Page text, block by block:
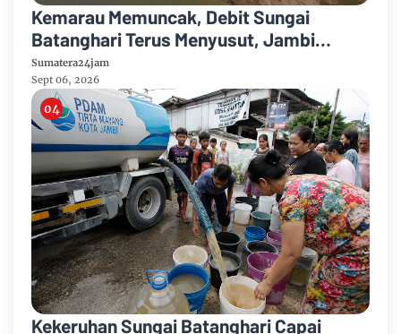
Kemarau Memuncak, Debit Sungai
Batanghari Terus Menyusut, Jambi
Hadapi Ancaman Krisis Air Bersih dan
Karhutla
Sumatera24jam
Sept 06, 2026
Kekeruhan Sungai Batanghari Capai